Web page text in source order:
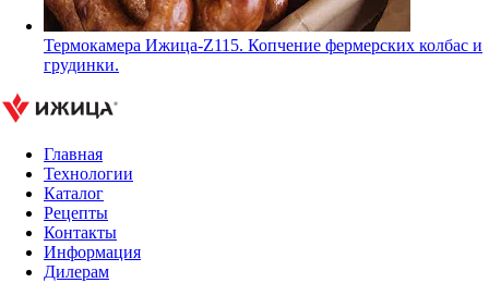
Термокамера Ижица-Z115. Копчение фермерских колбас и
грудинки.
Главная
Технологии
Каталог
Рецепты
Контакты
Информация
Дилерам